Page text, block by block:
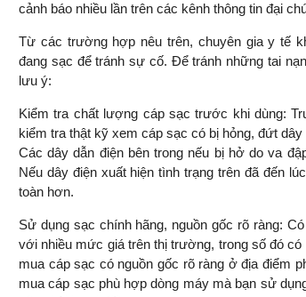
cảnh báo nhiều lần trên các kênh thông tin đại
Từ các trường hợp nêu trên, chuyên gia y tế
đang sạc để tránh sự cố. Để tránh những tai
lưu ý:
Kiểm tra chất lượng cáp sạc trước khi dùng:
kiểm tra thật kỹ xem cáp sạc có bị hỏng, đứt
Các dây dẫn điện bên trong nếu bị hở do va
Nếu dây điện xuất hiện tình trạng trên đã đến
toàn hơn.
Sử dụng sạc chính hãng, nguồn gốc rõ ràng:
với nhiều mức giá trên thị trường, trong số đó
mua cáp sạc có nguồn gốc rõ ràng ở địa điểm
mua cáp sạc phù hợp dòng máy mà bạn sử
"Có rất nhiều việc
ngay từ bây giờ và
nghệ; ban hành các
khuyến khích đổi
khởi nghiệp..."